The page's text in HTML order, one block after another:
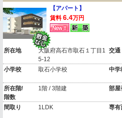
【アパート】
賃料 6.4万円
所在地
大阪府高石市取石１丁目1
5-12
交通
小学校 取石小学校 中学
所在階/
階数
1階 / 3階建 部屋
間取り 1LDK 専有